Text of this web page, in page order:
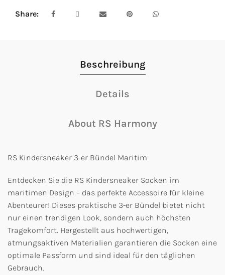
Share
Beschreibung
Details
About RS Harmony
RS Kindersneaker 3-er Bündel Maritim
Entdecken Sie die RS Kindersneaker Socken im
maritimen Design – das perfekte Accessoire für kleine
Abenteurer! Dieses praktische 3-er Bündel bietet nicht
nur einen trendigen Look, sondern auch höchsten
Tragekomfort. Hergestellt aus hochwertigen,
atmungsaktiven Materialien garantieren die Socken eine
optimale Passform und sind ideal für den täglichen
Gebrauch.